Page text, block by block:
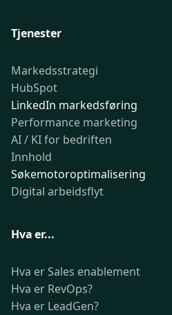
Tjenester
Markedsstrategi
HubSpot
LinkedIn markedsføring
Performance marketing
AI / KI for bedriften
Innhold
Søkemotoroptimalisering
Digital arbeidsflyt
Hva er...
Hva er Sales enablement
Hva er RevOps?
Hva er LeadGen?